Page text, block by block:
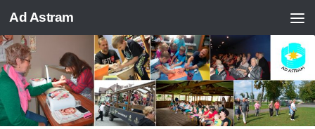
Skip to content
Ad Astram